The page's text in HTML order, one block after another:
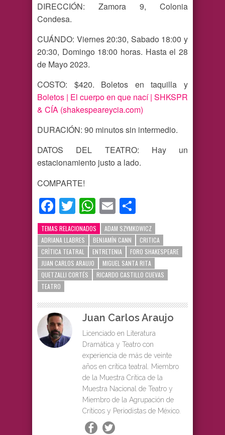
DIRECCIÓN: Zamora 9, Colonia
Condesa.
CUÁNDO: Viernes 20:30, Sabado 18:00 y
20:30, Domingo 18:00 horas. Hasta el 28
de Mayo 2023.
COSTO: $420. Boletos en taquilla y
Boletos | El cuerpo en que nací | SHKSPR
& CÍA (shakespeareycia.com)
DURACIÓN: 90 minutos sin intermedio.
DATOS DEL TEATRO: Hay un
estacionamiento justo a lado.
COMPARTE!
Facebook
TwitterWhatsApp
Email
TEMAS RELACIONADOS
ADAM SZYMKOWICZ
ADRIANA LLABRES
BENJAMÍN CANN
CRITICA
CRÌTICA TEATRAL
ENTRETENIA
FORO SHAKESPEARE
JUAN CARLOS ARAUJO
MIGUEL SANTA RITA
QUETZALLI CORTÉS
RICARDO CASTILLO CUEVAS
TEATRO
Juan Carlos Araujo
Licenciado en Literatura
Dramática y Teatro con
experiencia de más de veinte
años en crítica teatral. Miembro
de la Muestra Crítica de la
Muestra Nacional de Teatro y
Miembro de la Agrupación de
Críticos y Periodistas de México.